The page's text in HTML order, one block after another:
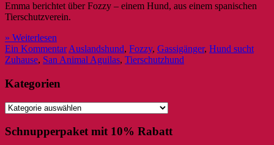
Emma berichtet über Fozzy – einem Hund, aus einem spanischen
Tierschutzverein.
» Weiterlesen
Ein Kommentar Auslandshund, Fozzy, Gassigänger, Hund sucht
Zuhause, San Animal Aguilas, Tierschutzhund
Kategorien
Kategorien
Schnupperpaket mit 10% Rabatt